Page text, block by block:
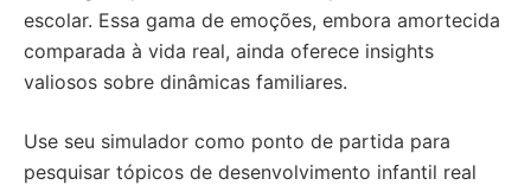
escolar. Essa gama de emoções, embora amortecida
comparada à vida real, ainda oferece insights
valiosos sobre dinâmicas familiares.
Use seu simulador como ponto de partida para
pesquisar tópicos de desenvolvimento infantil real